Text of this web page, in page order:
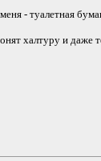
- туалетная
халтуру и даже